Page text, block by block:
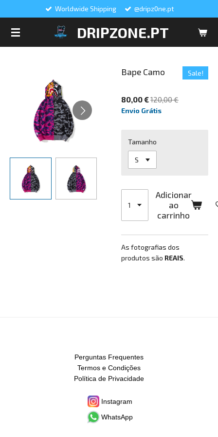
DRIPZONE.PT
Worldwide Shipping @dripz0ne.pt
Bape Camo Sale!
80,00 €120,00 €
Envio Grátis
Tamanho
Adicionar
ao
carrinho
As fotografias dos
produtos são REAIS.
Perguntas Frequentes
Termos e Condições
Política de Privacidade
Instagram
WhatsApp